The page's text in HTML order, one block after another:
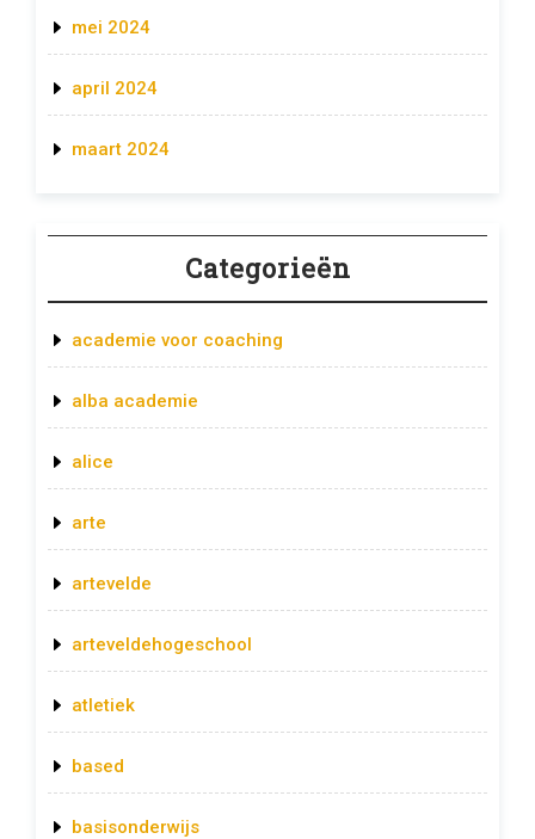
mei 2024
april 2024
maart 2024
Categorieën
academie voor coaching
alba academie
alice
arte
artevelde
arteveldehogeschool
atletiek
based
basisonderwijs